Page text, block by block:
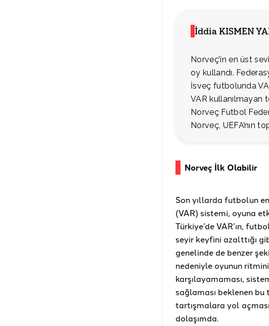
İddia KISMEN
Norveç’in en üst
oy kullandı.
İsveç futbolunda
VAR kullanılmayan
Norveç Futbol
Norveç, UEFA’nın
Norveç İlk Olabilir
Son yıllarda futbolun
(VAR) sistemi, oyuna
Türkiye’de VAR’ın,
seyir keyfini azalttığı
genelinde de benzer
nedeniyle oyunun
karşılayamaması,
sağlaması beklenen
tartışmalara yol
dolaşımda.